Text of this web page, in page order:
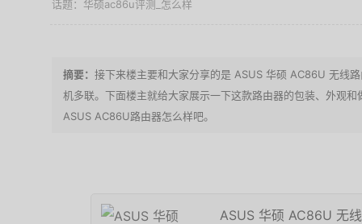
华硕ac86u评测_怎么样
接下来楼主要和大家分享的是 ASUS 华硕 AC86U 无线
机多联。下面楼主就给大家展示一下这款路由器的包装、外观
ASUS AC86U路由器怎么样吧。
ASUS 华硕 AC86U 无